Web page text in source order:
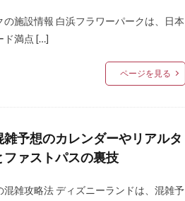
の施設情報 白浜フラワーパークは、日本
ド満点 […]
ページを見る
予想のカレンダーやリアルタ
ファストパスの裏技
混雑攻略法 ディズニーランドは、混雑予